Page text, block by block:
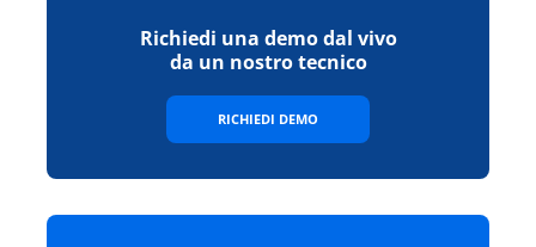
Richiedi una demo dal vivo
da un nostro tecnico
RICHIEDI DEMO